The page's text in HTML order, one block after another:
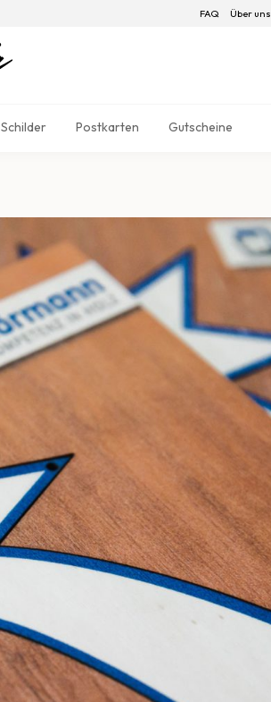
FAQ Über uns
Schilder Postkarten Gutscheine